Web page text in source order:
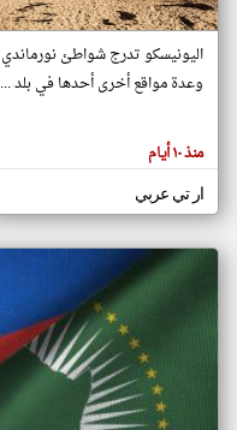
هنا عن
وجهة
كاتبيها.
اليونيسكو تدرج شواطئ نورماندي
وعدة مواقع أخرى أحدها في بلد ...
منذ ١٠ أيام
ار تي عربي